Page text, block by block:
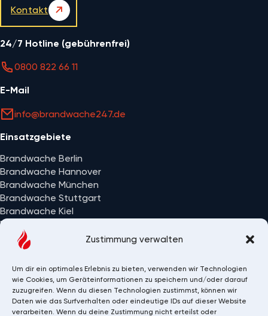
Zustimmung verwalten
Um dir ein optimales Erlebnis zu bieten, verwenden wir Technologien
wie Cookies, um Geräteinformationen zu speichern und/oder darauf
zuzugreifen. Wenn du diesen Technologien zustimmst, können wir
Daten wie das Surfverhalten oder eindeutige IDs auf dieser Website
verarbeiten. Wenn du deine Zustimmung nicht erteilst oder
Kontakt
24/7 Hotline (gebührenfrei)
0800 822 66 11
E-Mail
info@brandwache247.de
Einsatzgebiete
Brandwache Berlin
Brandwache Hannover
Brandwache München
Brandwache Stuttgart
Brandwache Kiel
Brandwache Wiesbaden
Alle Einsatzorte